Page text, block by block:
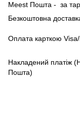
Meest Пошта - за
Безкоштовна
Оплата карткою
Накладений платіж
Пошта)